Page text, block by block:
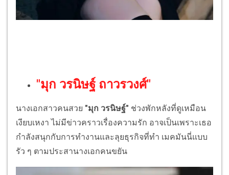
"มุก วรนิษฐ์ ถาวรวงศ์"
นางเอกสาวคนสวย "มุก วรนิษฐ์" ช่วงพักหลังที่ดูเหมือน
เงียบเหงา ไม่มีข่าวคราวเรื่องความรัก อาจเป็นเพราะเธอ
กำลังสนุกกับการทำงานและลุยธุรกิจที่ทำ เมคมันนี่แบบ
รัว ๆ ตามประสานางเอกคนขยัน